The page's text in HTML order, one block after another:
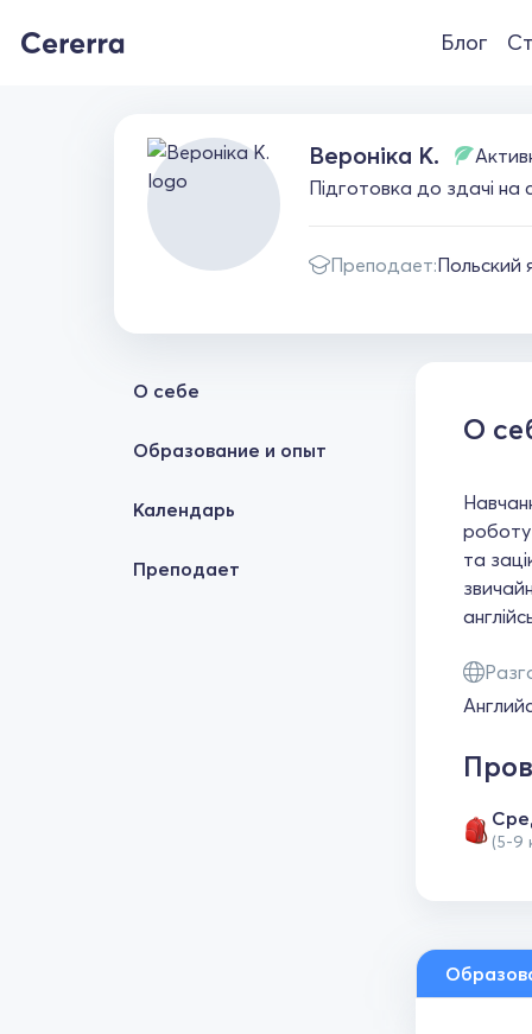
Блог
Вероніка К.
Підготовка до здачі на
Преподает:Польский
О себе
Образование и опыт
Календарь
Преподает
О
роботу
та
(5-9